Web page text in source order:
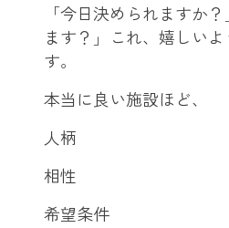
「今日決められますか
ます？」これ、嬉しい
す。
本当に良い施設ほど、
人柄
相性
希望条件